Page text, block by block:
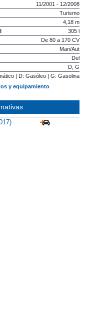
11/2001 - 12/2008
Turismo
4,18 m
305 l
De 80 a 170 CV
Man/Aut
Del
D, G
| D: Gasóleo | G: Gasolina
y equipamiento